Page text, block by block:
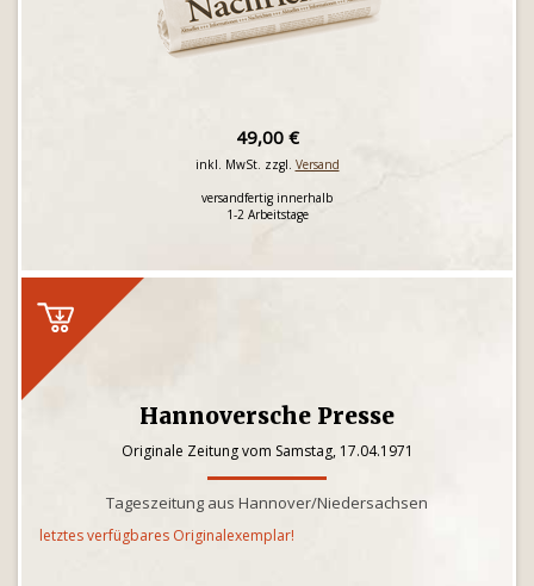
49,00 €
inkl. MwSt. zzgl. Versand
versandfertig innerhalb
1-2 Arbeitstage
Hannoversche Presse
Originale Zeitung vom Samstag, 17.04.1971
Tageszeitung aus Hannover/Niedersachsen
letztes verfügbares Originalexemplar!